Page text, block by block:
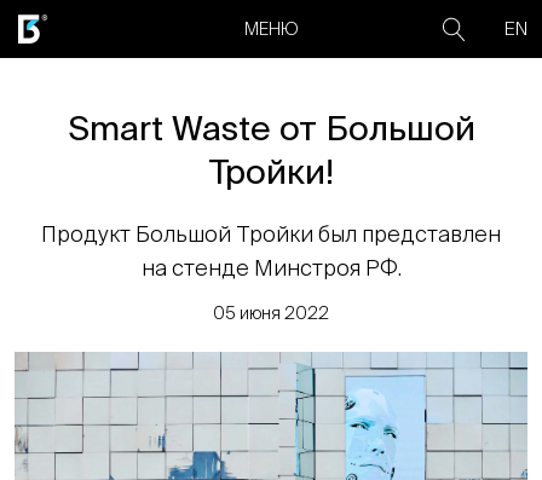
МЕНЮ EN
Smart Waste от Большой
Тройки!
Продукт Большой Тройки был представлен
на стенде Минстроя РФ.
05 июня 2022